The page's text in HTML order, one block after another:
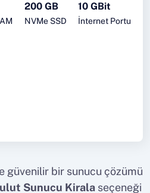
200 GB
NVMe SSD
10 GBit
İnternet Portu
güvenilir bir sunucu çözümü
Sunucu Kirala seçeneği